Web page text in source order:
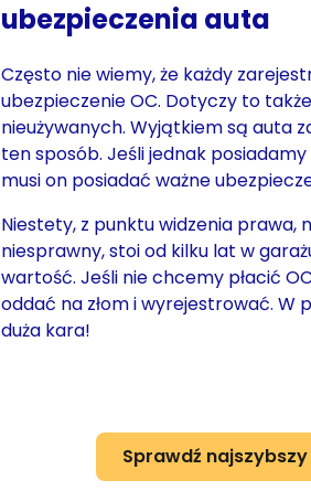
ubezpieczenia auta
Często nie wiemy, że każdy
ubezpieczenie OC. Dotyczy to
nieużywanych. Wyjątkiem są auta
ten sposób. Jeśli jednak
musi on posiadać ważne
Niestety, z punktu widzenia prawa,
niesprawny, stoi od kilku lat w
wartość. Jeśli nie chcemy płacić
oddać na złom i wyrejestrować. W
duża kara!
Sprawdź